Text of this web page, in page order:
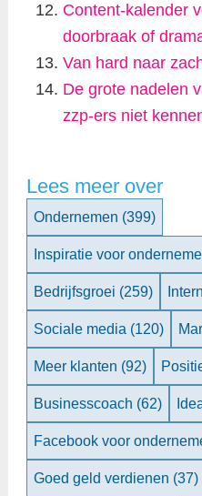
Content-kalender
doorbraak of
Van hard naar
De grote nadelen
zzp-ers niet
Lees meer over
Ondernemen (399)
Inspiratie voor
Bedrijfsgroei (259)
Sociale media (120)
Meer klanten (92)
Businesscoach (62)
Facebook voor
Goed geld verdienen (37)